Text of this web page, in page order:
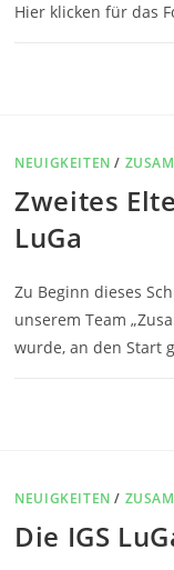
Hier klicken für das
NEUIGKEITEN /
Zweites
LuGa
Zu Beginn dieses
unserem Team
wurde, an den Start
NEUIGKEITEN /
Die IGS